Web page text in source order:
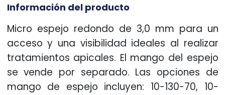
Información del producto
Micro espejo redondo de 3,0 mm para un
acceso y una visibilidad ideales al realizar
tratamientos apicales. El mango del espejo
se vende por separado. Las opciones de
mango de espejo incluyen: 10-130-70, 10-